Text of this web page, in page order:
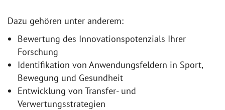
Dazu gehören unter anderem:
Bewertung des Innovationspotenzials Ihrer
Forschung
Identifikation von Anwendungsfeldern in Sport,
Bewegung und Gesundheit
Entwicklung von Transfer- und
Verwertungsstrategien